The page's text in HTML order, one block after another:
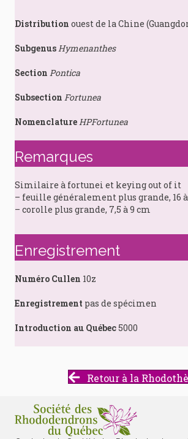
Distribution ouest de la Chine
Subgenus Hymenanthes
Section Pontica
Subsection Fortunea
Nomenclature HPFortunea
Remarques
Similaire à fortunei et keying out of it
– feuille généralement plus grande, 16 à
– corolle plus grande, 7,5 à 9 cm
Enregistrement
Numéro Cullen 10z
Enregistrement pas de spécimen
Introduction au Québec5000
Retour à la